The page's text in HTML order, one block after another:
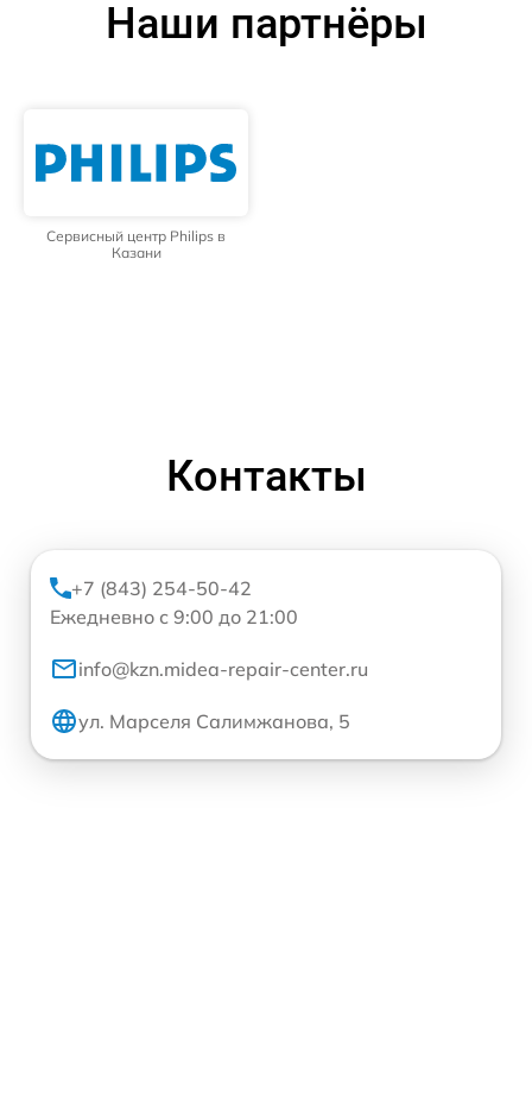
Наши партнёры
Сервисный центр Philips в
Казани
Контакты
+7 (843) 254-50-42
Ежедневно с 9:00 до 21:00
info@kzn.midea-repair-center.ru
ул. Марселя Салимжанова, 5